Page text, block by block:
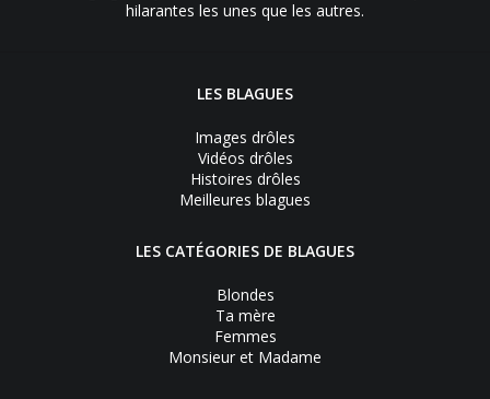
hilarantes les unes que les autres.
LES BLAGUES
Images drôles
Vidéos drôles
Histoires drôles
Meilleures blagues
LES CATÉGORIES DE BLAGUES
Blondes
Ta mère
Femmes
Monsieur et Madame